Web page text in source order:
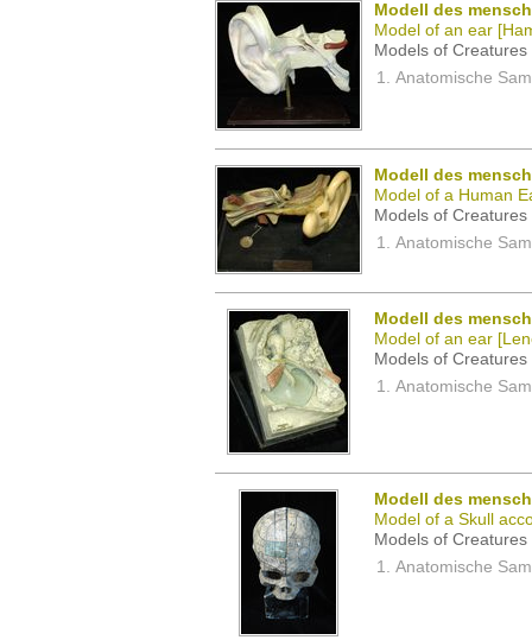
Modell des
Model of an ear
Models of
Anatomische
Modell des
Model of a Human
Models of
Anatomische
Modell des
Model of an ear
Models of
Anatomische
Modell des
Model of a Skull
Models of
Anatomische